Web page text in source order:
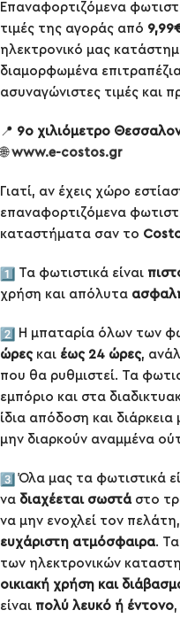
Επαναφορτιζόμενα
τιμές της αγοράς από
ηλεκτρονικό μας
διαμορφωμένα
ασυναγώνιστες τιμές και
📍 9ο χιλιόμετρο
🌐www.e-costos.gr
Γιατί, αν έχεις χώρο
επαναφορτιζόμενα
καταστήματα σαν το
Τα φωτιστικά είναι
χρήση και απόλυτα
Η μπαταρία όλων των
ώρεςκαι έως 24 ώρες,
που θα ρυθμιστεί. Τα
εμπόριο και στα
ίδια απόδοση και
μην διαρκούν αναμμένα
Όλα μας τα φωτιστικά
να διαχέεται σωστάστο
να μην ενοχλεί τον
ευχάριστη ατμόσφαιρα.
των ηλεκτρονικών
οικιακή χρήση και
είναι πολύ λευκό ή έντονο